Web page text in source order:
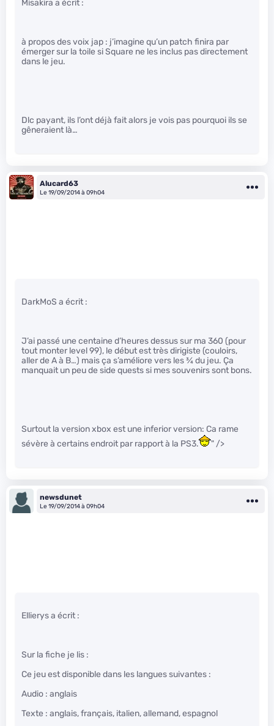
Misakira a écrit :
à propos des voix jap : j’imagine qu’un patch finira par
émerger sur la toile si Square ne les inclus pas directement
dans le jeu.
Dlc payant, ils l’ont déjà fait alors je vois pas pourquoi ils se
gêneraient là…
Alucard63
Le 19/09/2014 à 09h04
DarkMoS a écrit :
J’ai passé une centaine d’heures dessus sur ma 360 (pour
tout monter level 99), le début est très dirigiste (couloirs,
aller de A à B…) mais ça s’améliore vers les3⁄4du jeu. Ça
manquait un peu de side quests si mes souvenirs sont bons.
Surtout la version xbox est une inferior version: Ca rame
sévère à certains endroit par rapport à la PS3.
" />
newsdunet
Le 19/09/2014 à 09h04
Ellierys a écrit :
Sur la fiche je lis :
Ce jeu est disponible dans les langues suivantes :
Audio : anglais
Texte : anglais, français, italien, allemand, espagnol